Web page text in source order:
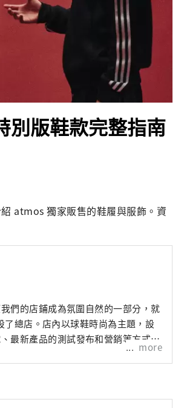
別版鞋款完整指南
atmos 獨家販售的鞋履與服飾。資
的店鋪成為氛圍自然的一部分，就
總店。店內以球鞋時尚為主題，設
最新產品的測試發布和營銷等方式向
more